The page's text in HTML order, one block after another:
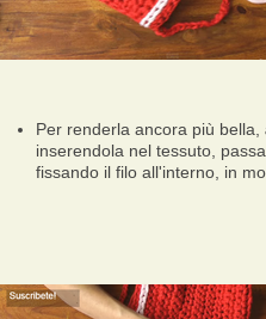
Per renderla ancora più bella,
inserendola nel tessuto,
fissando il filo all'interno, in